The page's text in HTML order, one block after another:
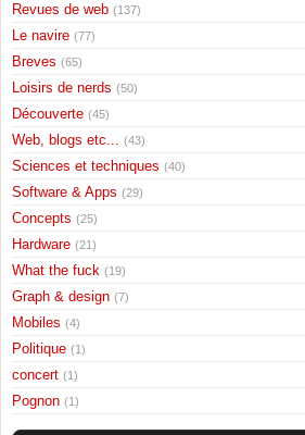
Revues de web (137)
Le navire (77)
Breves (65)
Loisirs de nerds (50)
Découverte (45)
Web, blogs etc... (43)
Sciences et techniques (40)
Software & Apps (29)
Concepts (25)
Hardware (21)
What the fuck (19)
Graph & design (7)
Mobiles (4)
Politique (1)
concert (1)
Pognon (1)